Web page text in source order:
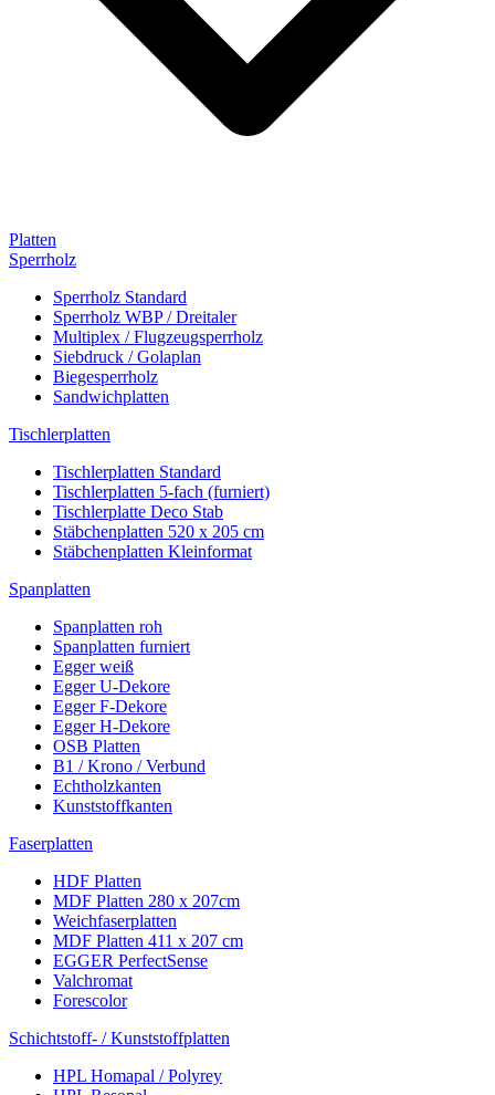
Platten
Sperrholz
Sperrholz Standard
Sperrholz WBP / Dreitaler
Multiplex / Flugzeugsperrholz
Siebdruck / Golaplan
Biegesperrholz
Sandwichplatten
Tischlerplatten
Tischlerplatten Standard
Tischlerplatten 5-fach (furniert)
Tischlerplatte Deco Stab
Stäbchenplatten 520 x 205 cm
Stäbchenplatten Kleinformat
Spanplatten
Spanplatten roh
Spanplatten furniert
Egger weiß
Egger U-Dekore
Egger F-Dekore
Egger H-Dekore
OSB Platten
B1 / Krono / Verbund
Echtholzkanten
Kunststoffkanten
Faserplatten
HDF Platten
MDF Platten 280 x 207cm
Weichfaserplatten
MDF Platten 411 x 207 cm
EGGER PerfectSense
Valchromat
Forescolor
Schichtstoff- / Kunststoffplatten
HPL Homapal / Polyrey